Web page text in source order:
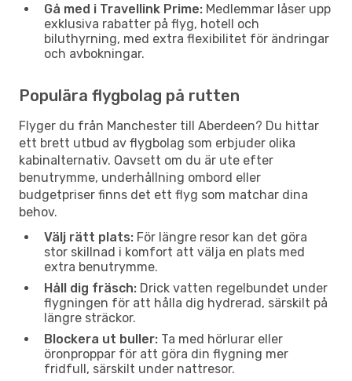
Gå med i Travellink Prime: Medlemmar låser upp
exklusiva rabatter på flyg, hotell och
biluthyrning, med extra flexibilitet för ändringar
och avbokningar.
Populära flygbolag på rutten
Flyger du från Manchester till Aberdeen? Du hittar
ett brett utbud av flygbolag som erbjuder olika
kabinalternativ. Oavsett om du är ute efter
benutrymme, underhållning ombord eller
budgetpriser finns det ett flyg som matchar dina
behov.
Välj rätt plats: För längre resor kan det göra
stor skillnad i komfort att välja en plats med
extra benutrymme.
Håll dig fräsch: Drick vatten regelbundet under
flygningen för att hålla dig hydrerad, särskilt på
längre sträckor.
Blockera ut buller: Ta med hörlurar eller
öronproppar för att göra din flygning mer
fridfull, särskilt under nattresor.